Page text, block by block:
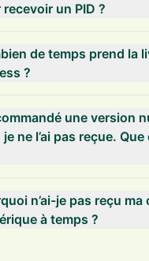
recevoir un PID ?
de temps prend la
?
une version
je ne l’ai pas reçue.
n’ai-je pas reçu ma
à temps ?